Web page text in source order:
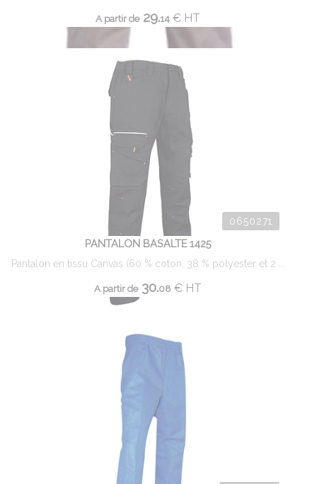
A partir de29.14 € HT
0650271
PANTALON BASALTE 1425
Pantalon en tissu Canvas (60 % coton, 38 % polyester et 2 ...
A partir de30.08 € HT